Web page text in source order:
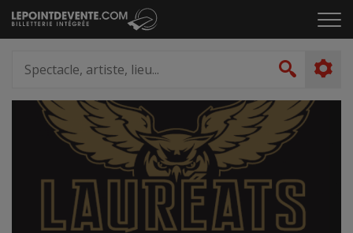
Passer
au
le
artiste,
lieu...